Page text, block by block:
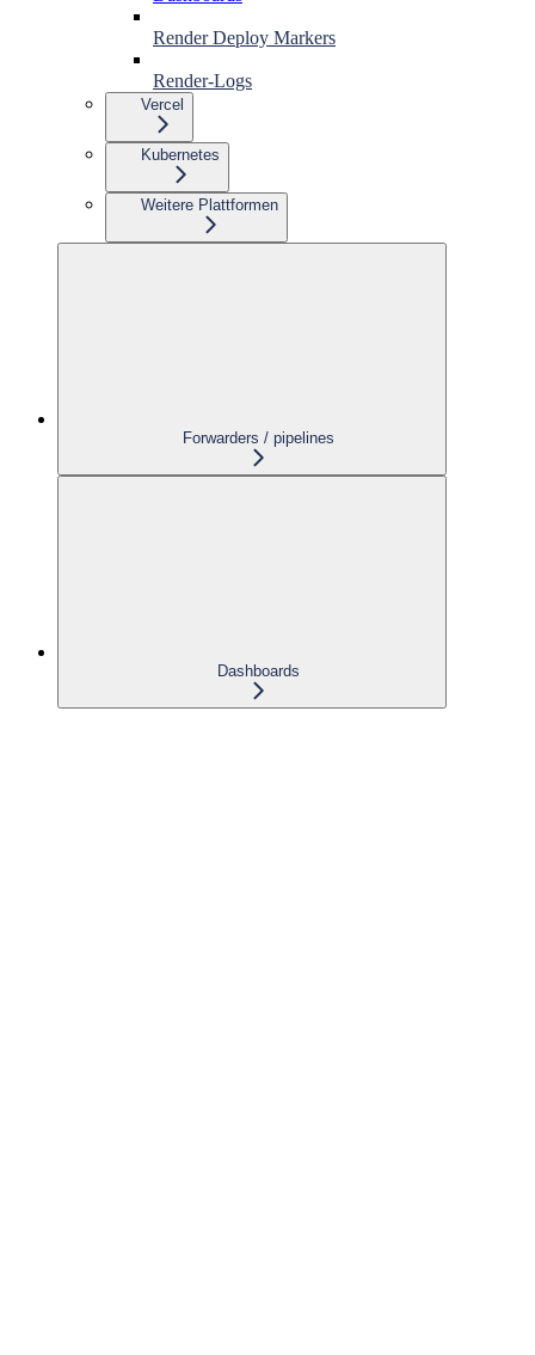
Render Deploy Markers
Render-Logs
Vercel
Kubernetes
Weitere Plattformen
Forwarders / pipelines
Dashboards